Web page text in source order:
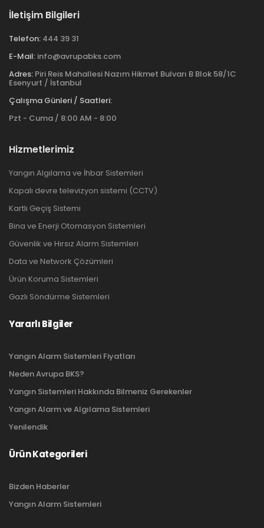
İletişim Bilgileri
Telefon: 444 39 31
E-Mail: info@avrupabks.com
Adres: Piri Reis Mahallesi Nazım Hikmet Bulvarı B Blok 58/1C
Esenyurt / İstanbul
Çalışma Günleri / Saatleri:
Pzt - Cuma / 8:00 AM - 8:00
Hizmetlerimiz
Yangın Algılama ve İhbar Sistemleri
Kapalı devre televizyon sistemi (CCTV)
Kartlı Geçiş Sistemi
Bina ve Enerji Otomasyon Sistemleri
Güvenlik ve Hırsız Alarm Sistemleri
Data ve Network Çözümleri
Ürün Koruma Sistemleri
Gazlı Söndürme Sistemleri
Yararlı Bilgiler
Yangın Alarm Sistemleri Fiyatları
Neden Avrupa BKS?
Yangın Sistemleri Hakkında Bilmeniz Gerekenler
Yangın Alarm ve Algılama Sistemleri
Yenilendik
Ürün Kategorileri
Bizden Haberler
Yangın Alarm Sistemleri